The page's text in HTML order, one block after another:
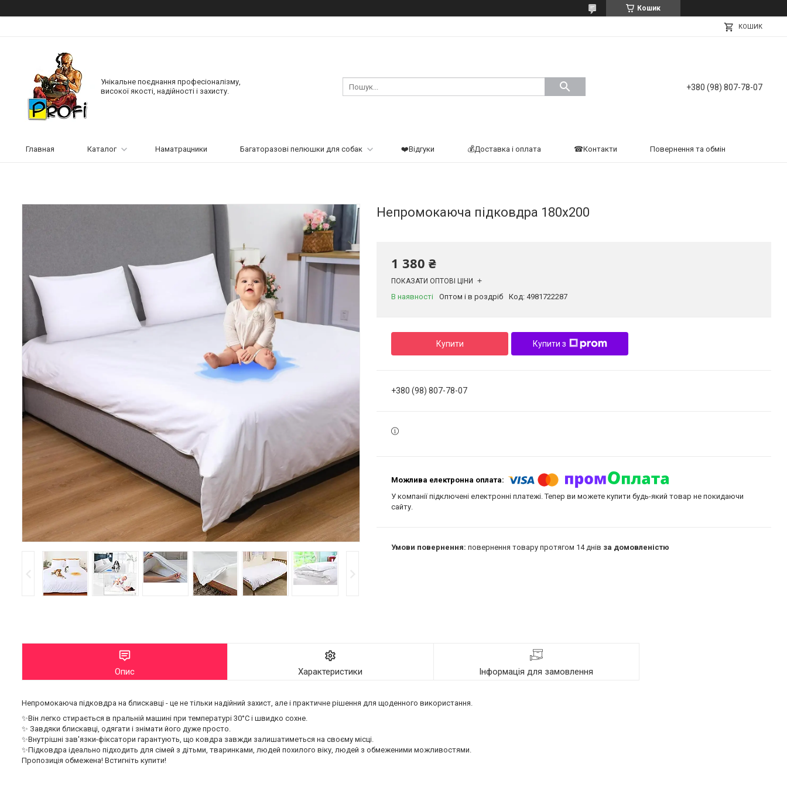
Кошик
КОШИК
Унікальне поєднання професіоналізму,
високої якості, надійності і захисту.
+380 (98) 807-78-07
Главная Каталог Наматрацники Багаторазові пелюшки для собак ❤️Відгуки 💰Доставка і оплата ☎Контакти Повернення та обмін
Непромокаюча підковдра 180х200
1 380 ₴
ПОКАЗАТИ ОПТОВІ ЦІНИ
В наявності Оптом і в роздріб Код: 4981722287
Купити Купити з
+380 (98) 807-78-07
У компанії підключені електронні платежі. Тепер ви можете купити будь-який товар не покидаючи
сайту.
повернення товару протягом 14 днів за домовленістю
Опис Характеристики Інформація для замовлення
Непромокаюча підковдра на блискавці - це не тільки надійний захист, але і практичне рішення для щоденного використання.
✨Він легко стирається в пральній машині при температурі 30°C і швидко сохне.
✨ Завдяки блискавці, одягати і знімати його дуже просто.
✨Внутрішні зав'язки-фіксатори гарантують, що ковдра завжди залишатиметься на своєму місці.
✨Підковдра ідеально підходить для сімей з дітьми, тваринками, людей похилого віку, людей з обмеженими можливостями.
Пропозиція обмежена! Встигніть купити!